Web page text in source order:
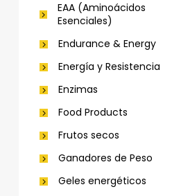
EAA (Aminoácidos
Esenciales)
Endurance & Energy
Energía y Resistencia
Enzimas
Food Products
Frutos secos
Ganadores de Peso
Geles energéticos